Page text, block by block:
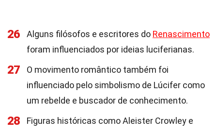
26 Alguns filósofos e escritores do Renascimento
foram influenciados por ideias luciferianas.
27
O movimento romântico também foi
influenciado pelo simbolismo de Lúcifer como
um rebelde e buscador de conhecimento.
28
Figuras históricas como Aleister Crowley e